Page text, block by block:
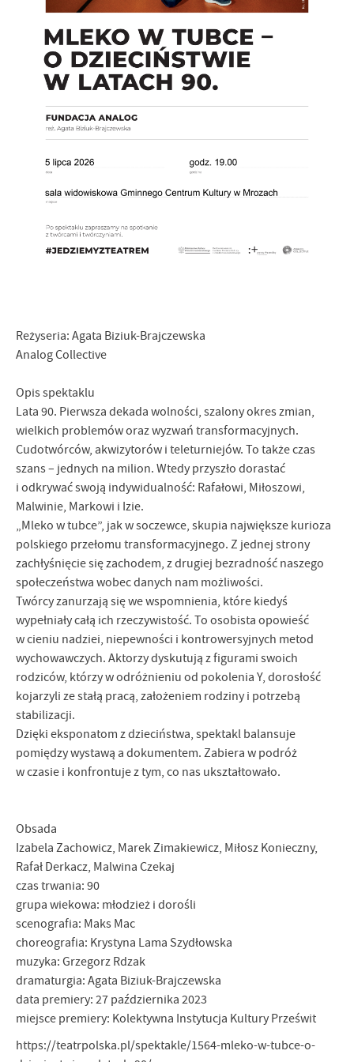
Reżyseria: Agata Biziuk-Brajczewska
Analog Collective
Opis spektaklu
Lata 90. Pierwsza dekada wolności, szalony okres zmian,
wielkich problemów oraz wyzwań transformacyjnych.
Cudotwórców, akwizytorów i teleturniejów. To także czas
szans – jednych na milion. Wtedy przyszło dorastać
i odkrywać swoją indywidualność: Rafałowi, Miłoszowi,
Malwinie, Markowi i Izie.
„Mleko w tubce”, jak w soczewce, skupia największe kurioza
polskiego przełomu transformacyjnego. Z jednej strony
zachłyśnięcie się zachodem, z drugiej bezradność naszego
społeczeństwa wobec danych nam możliwości.
Twórcy zanurzają się we wspomnienia, które kiedyś
wypełniały całą ich rzeczywistość. To osobista opowieść
w cieniu nadziei, niepewności i kontrowersyjnych metod
wychowawczych. Aktorzy dyskutują z figurami swoich
rodziców, którzy w odróżnieniu od pokolenia Y, dorosłość
kojarzyli ze stałą pracą, założeniem rodziny i potrzebą
stabilizacji.
Dzięki eksponatom z dzieciństwa, spektakl balansuje
pomiędzy wystawą a dokumentem. Zabiera w podróż
w czasie i konfrontuje z tym, co nas ukształtowało.
Obsada
Izabela Zachowicz, Marek Zimakiewicz, Miłosz Konieczny,
Rafał Derkacz, Malwina Czekaj
czas trwania: 90
grupa wiekowa: młodzież i dorośli
scenografia: Maks Mac
choreografia: Krystyna Lama Szydłowska
muzyka: Grzegorz Rdzak
dramaturgia: Agata Biziuk-Brajczewska
data premiery: 27 października 2023
miejsce premiery: Kolektywna Instytucja Kultury Prześwit
https://teatrpolska.pl/spektakle/1564-mleko-w-tubce-o-
Firmy te działają w charakterze pośredników prezentujących nasze
treści w postaci wiadomości, ofert, komunikatów mediów
społecznościowych.